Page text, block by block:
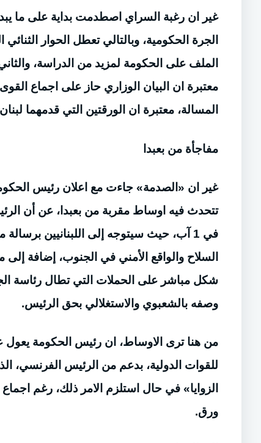
غير ان رغبة السراي اصطدمت بداية على ما
الجرة الحكومية، وبالتالي تعطل الحوار
الملف على الحكومة لمزيد من الدراسة،
معتبرة ان البيان الوزاري حاز على اجماع
المسالة، معتبرة ان الورقتين التي قدمهما
مفاجأة من بعبدا
غير ان «الصدمة» جاءت مع اعلان رئيس
تتحدث فيه اوساط مقربة من بعبدا، عن أن
في 1 آب، حيث سيتوجه إلى اللبنانيين
السلاح والواقع الأمني في الجنوب، إضافة
شكل مباشر على الحملات التي تطال رئاسة
وصفه بالشعبوي والاستغلالي بحق الرئيس.
من هنا ترى الاوساط، ان رئيس الحكومة
للقوات الدولية، بدعم من الرئيس الفرنسي،
الزوايا» في حال استلزم الامر ذلك، رغم
ورق.